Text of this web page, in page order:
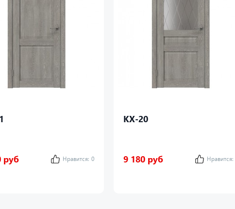
руб Нравится: 0
КХ-20
9 180 руб Нравится: